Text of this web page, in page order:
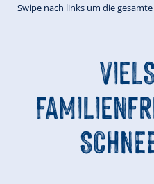
Swipe nach links um die